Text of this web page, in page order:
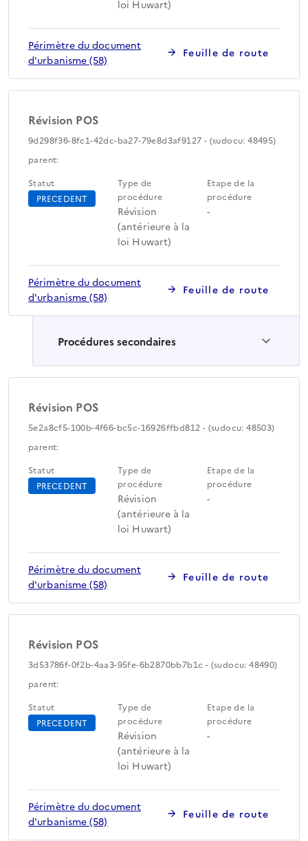
loi Huwart)
Périmètre du document
d'urbanisme (58)
Feuille de route
Révision POS
9d298f36-8fc1-42dc-ba27-79e8d3af9127 - (sudocu: 48495)
parent:
Statut
PRECEDENT
Type de
procédure
Révision
(antérieure à la
loi Huwart)
Etape de la
procédure
-
Périmètre du document
d'urbanisme (58)
Feuille de route
Procédures secondaires
Révision POS
5e2a8cf5-100b-4f66-bc5c-16926ffbd812 - (sudocu: 48503)
parent:
Statut
PRECEDENT
Type de
procédure
Révision
(antérieure à la
loi Huwart)
Etape de la
procédure
-
Périmètre du document
d'urbanisme (58)
Feuille de route
Révision POS
3d53786f-0f2b-4aa3-95fe-6b2870bb7b1c - (sudocu: 48490)
parent:
Statut
PRECEDENT
Type de
procédure
Révision
(antérieure à la
loi Huwart)
Etape de la
procédure
-
Périmètre du document
d'urbanisme (58)
Feuille de route